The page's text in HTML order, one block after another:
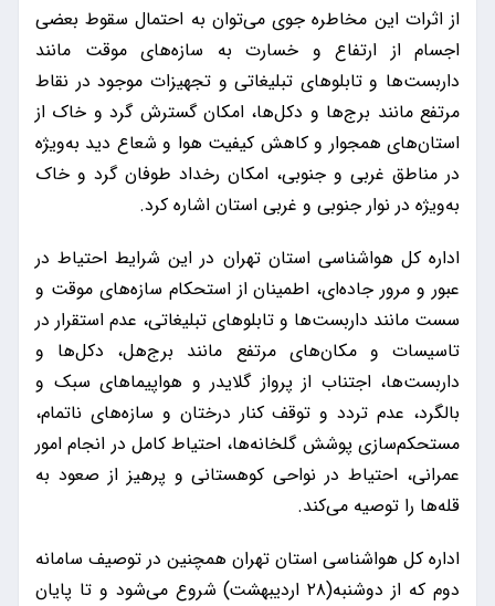
از اثرات این مخاطره جوی می‌توان به احتمال سقوط بعضی
اجسام از ارتفاع و خسارت به سازه‌های موقت مانند
داربست‌ها و تابلوهای تبلیغاتی و تجهیزات موجود در نقاط
مرتفع مانند برج‌ها و دکل‌ها، امکان گسترش گرد و خاک از
استان‌های همجوار و کاهش کیفیت هوا و شعاع دید به‌ویژه
در مناطق غربی و جنوبی، امکان رخداد طوفان گرد و خاک
به‌ویژه در نوار جنوبی و غربی استان اشاره کرد.
اداره کل هواشناسی استان تهران در این شرایط احتیاط در
عبور و مرور جاده‌ای، اطمینان از استحکام سازه‌های موقت و
سست مانند داربست‌ها و تابلوهای تبلیغاتی، عدم استقرار در
تاسیسات و مکان‌های مرتفع مانند برج‌هل، دکل‌ها و
داربست‌ها، اجتناب از پرواز گلایدر و هواپیماهای سبک و
بالگرد، عدم تردد و توقف کنار درختان و سازه‌های ناتمام،
مستحکم‌سازی پوشش گلخانه‌ها، احتیاط کامل در انجام امور
عمرانی، احتیاط در نواحی کوهستانی و پرهیز از صعود به
قله‌ها را توصیه می‌کند.
اداره کل هواشناسی استان تهران همچنین در توصیف سامانه
دوم که از دوشنبه(۲۸ اردیبهشت) شروع می‌شود و تا پایان